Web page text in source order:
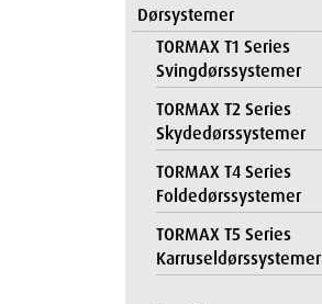
Dørsystemer
TORMAX T1 Series
Svingdørssystemer
TORMAX T2 Series
Skydedørssystemer
TORMAX T4 Series
Foldedørssystemer
TORMAX T5 Series
Karruseldørssystemer